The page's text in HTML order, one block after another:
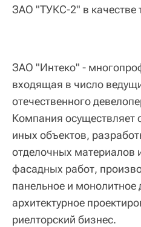
ЗАО "ТУКС-2" в качестве
ЗАО "Интеко" -
входящая в число
отечественного
Компания осуществляет
иных объектов,
отделочных материалов
фасадных работ,
панельное и монолитное
архитектурное
риелторский бизнес.